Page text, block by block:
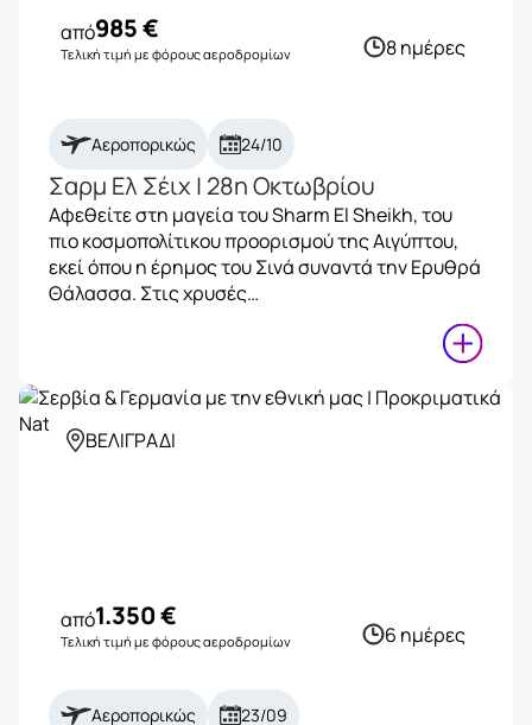
8 ημέρες
από985€
Τελική τιμή με φόρους αεροδρομίων
Αεροπορικώς 24/10
Σαρμ Ελ Σέιχ | 28η Οκτωβρίου
Αφεθείτε στη μαγεία του Sharm El Sheikh, του
πιο κοσμοπολίτικου προορισμού της Αιγύπτου,
εκεί όπου η έρημος του Σινά συναντά την Ερυθρά
Θάλασσα. Στις χρυσές…
ΒΕΛΙΓΡΑΔΙ
6 ημέρες
από1.350€
Τελική τιμή με φόρους αεροδρομίων
Αεροπορικώς 23/09